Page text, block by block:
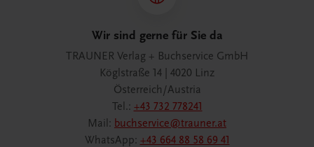
Wir sind gerne für Sie da
TRAUNER Verlag + Buchservice GmbH
Köglstraße 14 | 4020 Linz
Österreich/Austria
Tel.: +43 732 778241
Mail: buchservice@trauner.at
WhatsApp: +43 664 88 58 69 41